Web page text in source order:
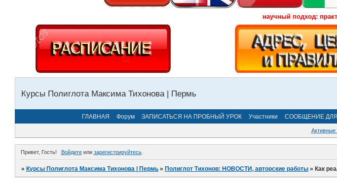
научный подход:
Курсы Полиглота Максима Тихонова | Пермь
ГЛАВНАЯ Форум ЗАПИСАТЬСЯ НА ПРОБНЫЙ УРОК Участники СООБЩЕНИЕ
Привет, Гость! Войдитеили зарегистрируйтесь.
»Курсы Полиглота Максима Тихонова | Пермь »Полиглот Тихонов: НОВОСТИ, авторские работы »Как